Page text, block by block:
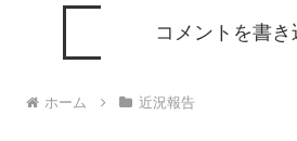
コメントを書き
ホーム 近況報告